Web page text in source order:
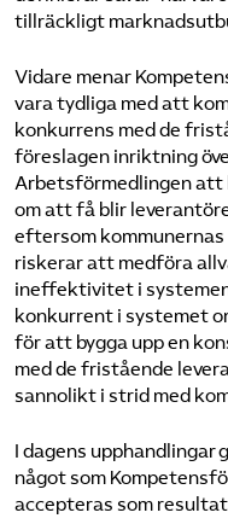
tillräckligt
Vidare menar
vara tydliga med att
konkurrens med de
föreslagen inriktning
Arbetsförmedlingen att
om att få blir
eftersom
riskerar att medföra
ineffektivitet i
konkurrent i systemet
för att bygga upp en
med de fristående
sannolikt i strid med
I dagens upphandlingar
något som
accepteras som